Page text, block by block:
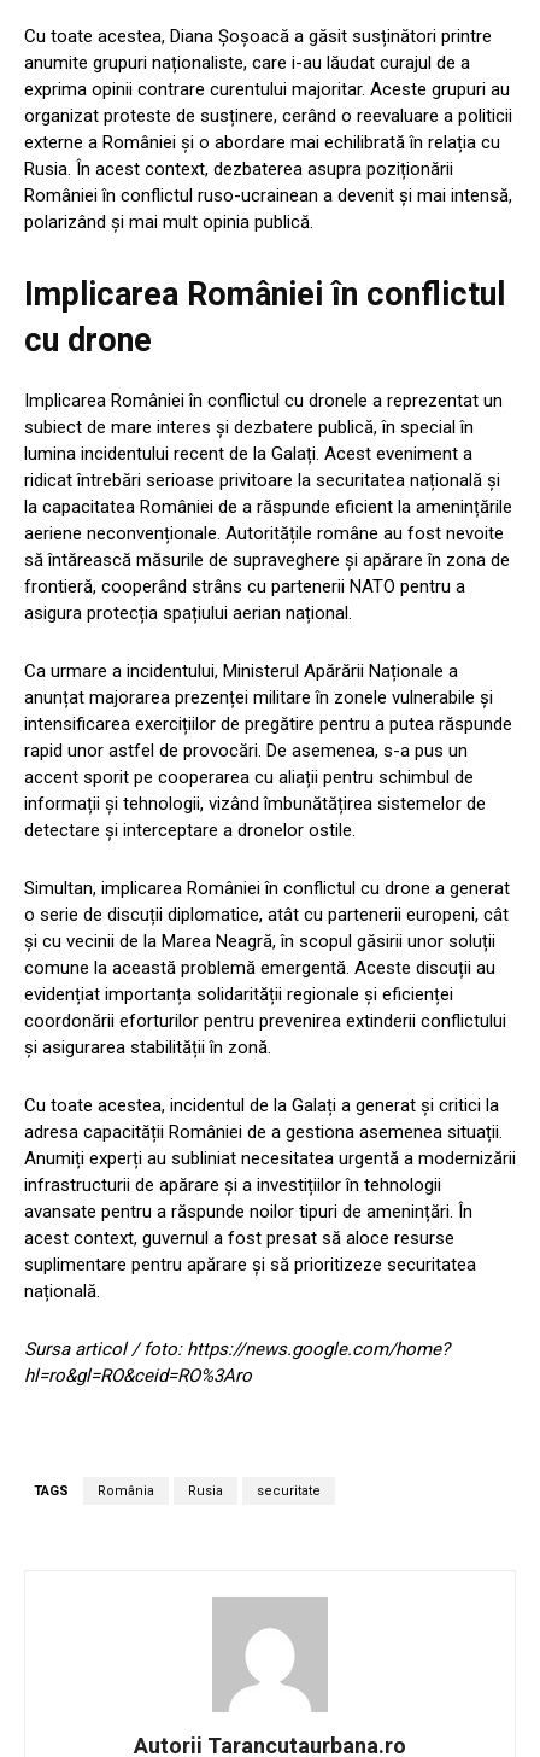
Cu toate acestea, Diana Șoșoacă a găsit susținători printre
anumite grupuri naționaliste, care i-au lăudat curajul de a
exprima opinii contrare curentului majoritar. Aceste grupuri au
organizat proteste de susținere, cerând o reevaluare a politicii
externe a României și o abordare mai echilibrată în relația cu
Rusia. În acest context, dezbaterea asupra poziționării
României în conflictul ruso-ucrainean a devenit și mai intensă,
polarizând și mai mult opinia publică.
Implicarea României în conflictul
cu drone
Implicarea României în conflictul cu dronele a reprezentat un
subiect de mare interes și dezbatere publică, în special în
lumina incidentului recent de la Galați. Acest eveniment a
ridicat întrebări serioase privitoare la securitatea națională și
la capacitatea României de a răspunde eficient la amenințările
aeriene neconvenționale. Autoritățile române au fost nevoite
să întărească măsurile de supraveghere și apărare în zona de
frontieră, cooperând strâns cu partenerii NATO pentru a
asigura protecția spațiului aerian național.
Ca urmare a incidentului, Ministerul Apărării Naționale a
anunțat majorarea prezenței militare în zonele vulnerabile și
intensificarea exercițiilor de pregătire pentru a putea răspunde
rapid unor astfel de provocări. De asemenea, s-a pus un
accent sporit pe cooperarea cu aliații pentru schimbul de
informații și tehnologii, vizând îmbunătățirea sistemelor de
detectare și interceptare a dronelor ostile.
Simultan, implicarea României în conflictul cu drone a generat
o serie de discuții diplomatice, atât cu partenerii europeni, cât
și cu vecinii de la Marea Neagră, în scopul găsirii unor soluții
comune la această problemă emergentă. Aceste discuții au
evidențiat importanța solidarității regionale și eficienței
coordonării eforturilor pentru prevenirea extinderii conflictului
și asigurarea stabilității în zonă.
Cu toate acestea, incidentul de la Galați a generat și critici la
adresa capacității României de a gestiona asemenea situații.
Anumiți experți au subliniat necesitatea urgentă a modernizării
infrastructurii de apărare și a investițiilor în tehnologii
avansate pentru a răspunde noilor tipuri de amenințări. În
acest context, guvernul a fost presat să aloce resurse
suplimentare pentru apărare și să prioritizeze securitatea
națională.
Sursa articol / foto: https://news.google.com/home?
hl=ro&gl=RO&ceid=RO%3Aro
TAGS România Rusia securitate
Autorii Tarancutaurbana.ro